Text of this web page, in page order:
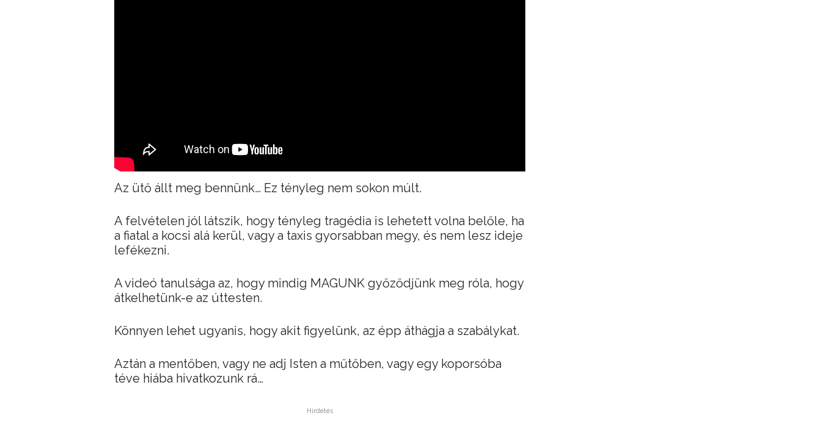
Az ütő állt meg bennünk… Ez tényleg nem sokon múlt.
A felvételen jól látszik, hogy tényleg tragédia is lehetett volna belőle, ha
a fiatal a kocsi alá kerül, vagy a taxis gyorsabban megy, és nem lesz ideje
lefékezni.
A videó tanulsága az, hogy mindig MAGUNK győződjünk meg róla, hogy
átkelhetünk-e az úttesten.
Könnyen lehet ugyanis, hogy akit figyelünk, az épp áthágja a szabálykat.
Aztán a mentőben, vagy ne adj Isten a műtőben, vagy egy koporsóba
téve hiába hivatkozunk rá…
Hirdetés